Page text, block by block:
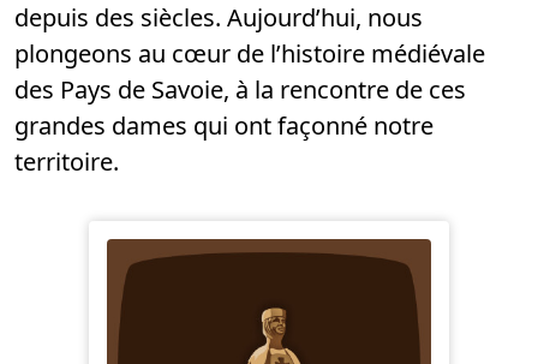
depuis des siècles. Aujourd’hui, nous
plongeons au cœur de l’histoire médiévale
des Pays de Savoie, à la rencontre de ces
grandes dames qui ont façonné notre
territoire.